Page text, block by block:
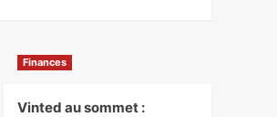
Finances
Vinted au sommet :